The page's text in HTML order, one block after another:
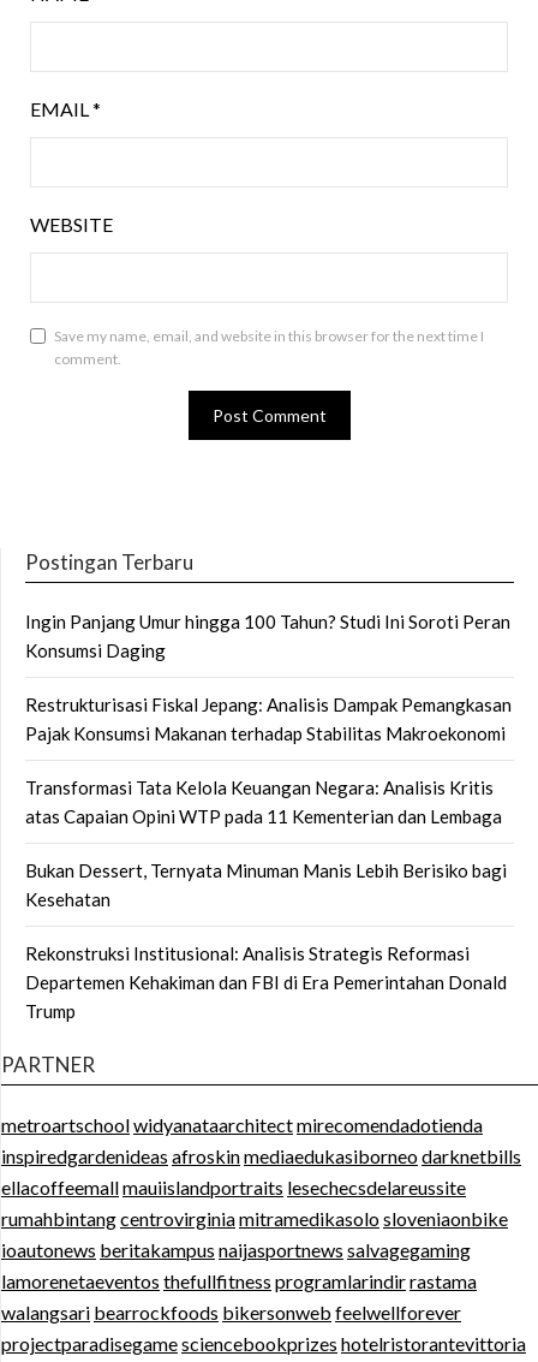
EMAIL*
WEBSITE
Save my name, email, and website in this browser for the next time I
comment.
Postingan Terbaru
Ingin Panjang Umur hingga 100 Tahun? Studi Ini Soroti Peran
Konsumsi Daging
Restrukturisasi Fiskal Jepang: Analisis Dampak Pemangkasan
Pajak Konsumsi Makanan terhadap Stabilitas Makroekonomi
Transformasi Tata Kelola Keuangan Negara: Analisis Kritis
atas Capaian Opini WTP pada 11 Kementerian dan Lembaga
Bukan Dessert, Ternyata Minuman Manis Lebih Berisiko bagi
Kesehatan
Rekonstruksi Institusional: Analisis Strategis Reformasi
Departemen Kehakiman dan FBI di Era Pemerintahan Donald
Trump
PARTNER
metroartschoolwidyanataarchitectmirecomendadotienda
inspiredgardenideas afroskinmediaedukasiborneodarknetbills
ellacoffeemallmauiislandportraits lesechecsdelareussite
rumahbintangcentrovirginiamitramedikasolosloveniaonbike
ioautonews beritakampus naijasportnews salvagegaming
lamorenetaeventos thefullfitness programlarindirrastama
walangsari bearrockfoods bikersonweb feelwellforever
projectparadisegamesciencebookprizes hotelristorantevittoria